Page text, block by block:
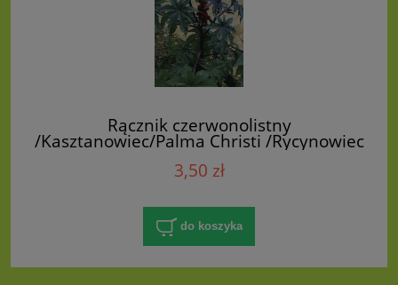
Rącznik czerwonolistny
/Kasztanowiec/Palma Christi /Rycynowiec
2g (Ricinus communis corgifolium)
3,50 zł
do koszyka